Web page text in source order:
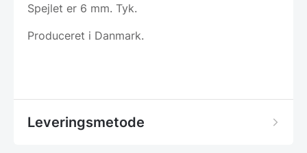
Spejlet er 6 mm. Tyk.
Produceret i Danmark.
Leveringsmetode